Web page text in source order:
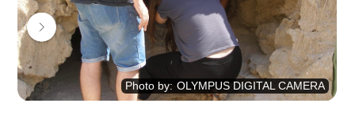
пустыне.
Подходит семьям, парам и группам.
Photo by: OLYMPUS DIGITAL CAMERA